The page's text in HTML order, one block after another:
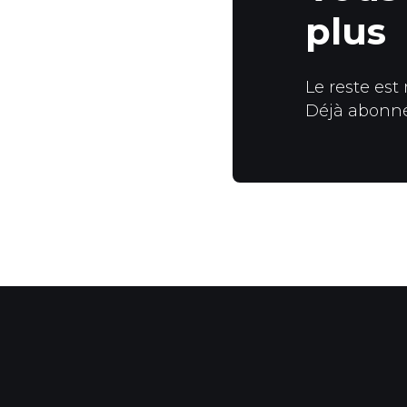
plus
Le reste est
Déjà